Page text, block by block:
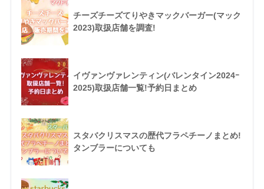
チーズチーズてりやきマックバーガー(マック
2023)取扱店舗を調査!
イヴァンヴァレンティン(バレンタイン2024ｰ
2025)取扱店舗一覧!予約日まとめ
スタバクリスマスの歴代フラペチーノまとめ!
タンブラーについても